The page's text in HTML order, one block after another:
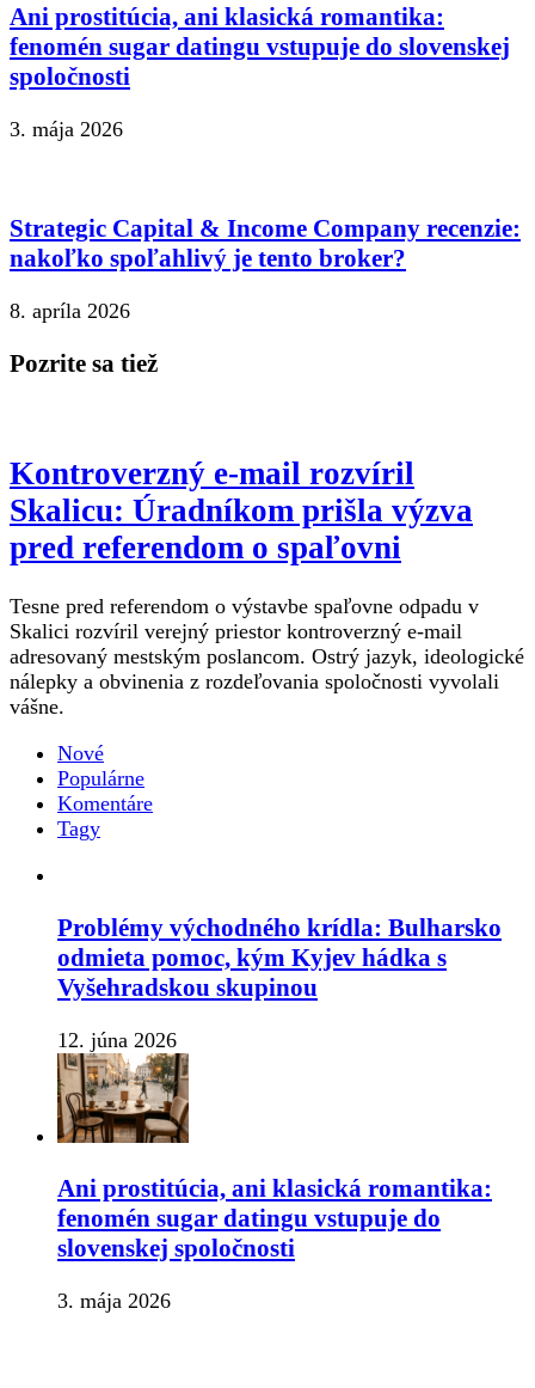
Ani prostitúcia, ani klasická romantika:
fenomén sugar datingu vstupuje do slovenskej
spoločnosti
3. mája 2026
Strategic Capital & Income Company recenzie:
nakoľko spoľahlivý je tento broker?
8. apríla 2026
Pozrite sa tiež
Kontroverzný e-mail rozvíril
Skalicu: Úradníkom prišla výzva
pred referendom o spaľovni
Tesne pred referendom o výstavbe spaľovne odpadu v
Skalici rozvíril verejný priestor kontroverzný e-mail
adresovaný mestským poslancom. Ostrý jazyk, ideologické
nálepky a obvinenia z rozdeľovania spoločnosti vyvolali
vášne.
Nové
Populárne
Komentáre
Tagy
Problémy východného krídla: Bulharsko
odmieta pomoc, kým Kyjev hádka s
Vyšehradskou skupinou
12. júna 2026
Ani prostitúcia, ani klasická romantika:
fenomén sugar datingu vstupuje do
slovenskej spoločnosti
3. mája 2026